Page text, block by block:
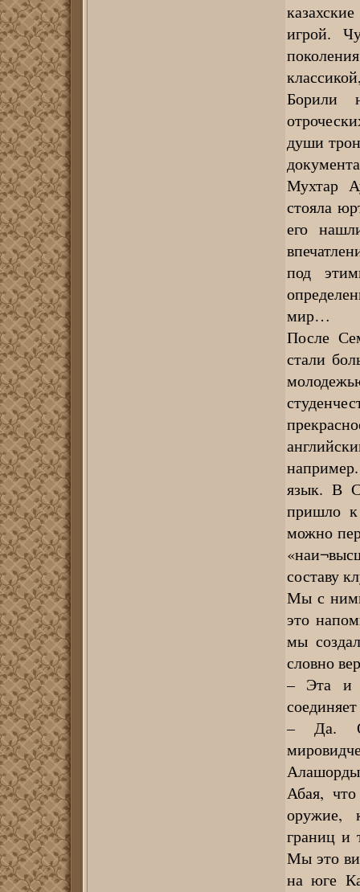
игрой.
Борили
души
Мухтар
стояла
его
под
мир…
После
стали
язык. В
пришло к
можно
составу
Мы с
это
мы
словно
– Эта и
– Да.
Абая,
оружие,
границ и
Мы это
на юге